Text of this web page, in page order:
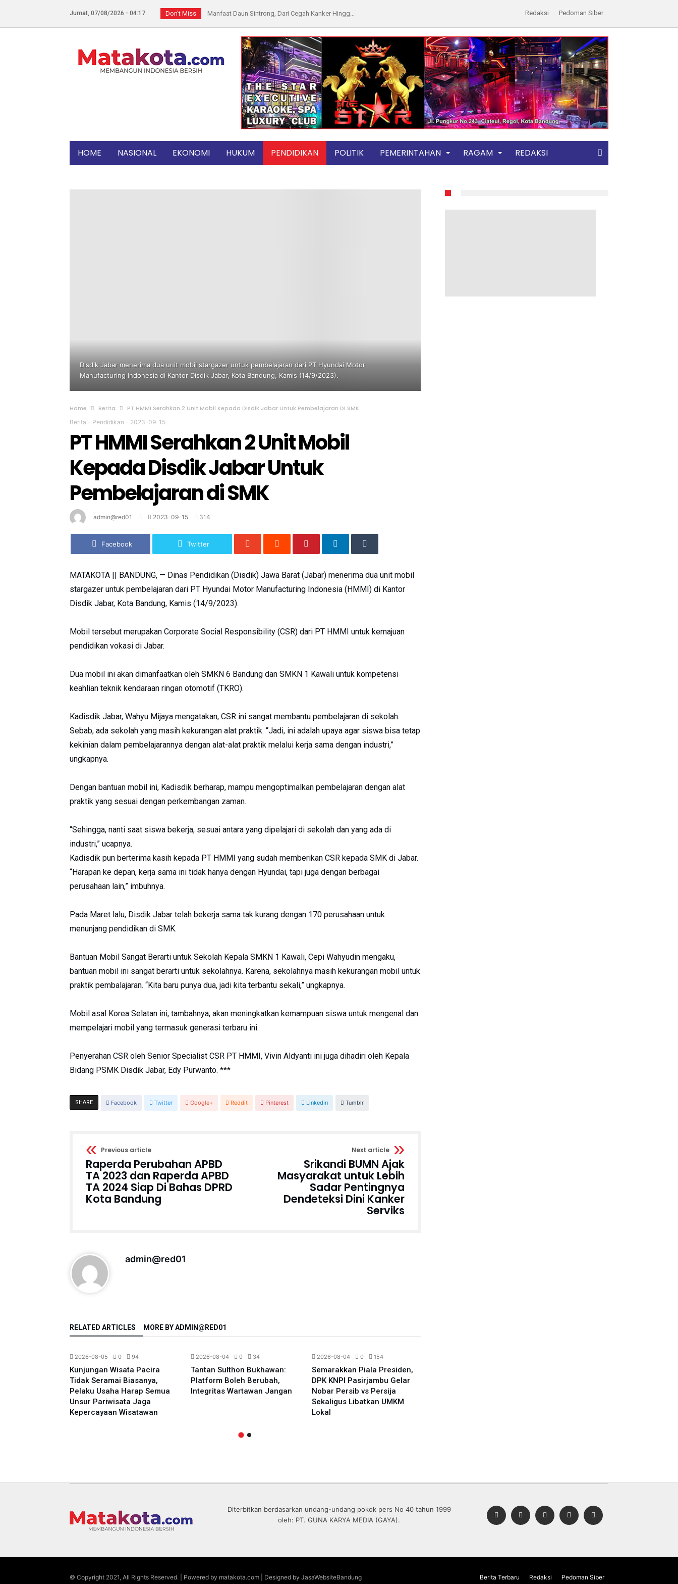
Jumat, 07/08/2026 - 04:17 Don't Miss Manfaat Daun Sintrong, Dari Cegah Kanker Hingg...
HUT Ke-16 Ormas BBC, Mugi Sujana Sampaikan Sej...
7 Kelebihan dan Kekurangan Samsung A50 yang Pe...
Bandung Surga Togel, Kupon Putih Berserakan di...
Dianggap Sebagai Penistaan Agama, Forum Kyai A...
SEREM! Gegara Nyanyi di Kamar Mandi, Netizen i...
Bukan Lapas Tangerang, Ini 5 Penjara Terpadat ...
Kapolda Pimpin Sertijab Kapolres dan Koorsprip...
Heryanto Tanaka Tegaskan Hubungan Dengan Dadan...
Redaksi Pedoman Siber
HOME NASIONAL EKONOMI HUKUM PENDIDIKAN POLITIK PEMERINTAHAN RAGAM REDAKSI
Disdik Jabar menerima dua unit mobil stargazer untuk pembelajaran dari PT Hyundai Motor
Manufacturing Indonesia di Kantor Disdik Jabar, Kota Bandung, Kamis (14/9/2023).
Home Berita PT HMMI Serahkan 2 Unit Mobil Kepada Disdik Jabar Untuk Pembelajaran Di SMK
Berita - Pendidikan - 2023-09-15
PT HMMI Serahkan 2 Unit Mobil
Kepada Disdik Jabar Untuk
Pembelajaran di SMK
admin@red01 2023-09-15 314
Facebook Twitter
MATAKOTA || BANDUNG, — Dinas Pendidikan (Disdik) Jawa Barat (Jabar) menerima dua unit mobil
stargazer untuk pembelajaran dari PT Hyundai Motor Manufacturing Indonesia (HMMI) di Kantor
Disdik Jabar, Kota Bandung, Kamis (14/9/2023).
Mobil tersebut merupakan Corporate Social Responsibility (CSR) dari PT HMMI untuk kemajuan
pendidikan vokasi di Jabar.
Dua mobil ini akan dimanfaatkan oleh SMKN 6 Bandung dan SMKN 1 Kawali untuk kompetensi
keahlian teknik kendaraan ringan otomotif (TKRO).
Kadisdik Jabar, Wahyu Mijaya mengatakan, CSR ini sangat membantu pembelajaran di sekolah.
Sebab, ada sekolah yang masih kekurangan alat praktik. “Jadi, ini adalah upaya agar siswa bisa tetap
kekinian dalam pembelajarannya dengan alat-alat praktik melalui kerja sama dengan industri,”
ungkapnya.
Dengan bantuan mobil ini, Kadisdik berharap, mampu mengoptimalkan pembelajaran dengan alat
praktik yang sesuai dengan perkembangan zaman.
“Sehingga, nanti saat siswa bekerja, sesuai antara yang dipelajari di sekolah dan yang ada di
industri,” ucapnya.
Kadisdik pun berterima kasih kepada PT HMMI yang sudah memberikan CSR kepada SMK di Jabar.
“Harapan ke depan, kerja sama ini tidak hanya dengan Hyundai, tapi juga dengan berbagai
perusahaan lain,” imbuhnya.
Pada Maret lalu, Disdik Jabar telah bekerja sama tak kurang dengan 170 perusahaan untuk
menunjang pendidikan di SMK.
Bantuan Mobil Sangat Berarti untuk Sekolah Kepala SMKN 1 Kawali, Cepi Wahyudin mengaku,
bantuan mobil ini sangat berarti untuk sekolahnya. Karena, sekolahnya masih kekurangan mobil untuk
praktik pembalajaran. “Kita baru punya dua, jadi kita terbantu sekali,” ungkapnya.
Mobil asal Korea Selatan ini, tambahnya, akan meningkatkan kemampuan siswa untuk mengenal dan
mempelajari mobil yang termasuk generasi terbaru ini.
Penyerahan CSR oleh Senior Specialist CSR PT HMMI, Vivin Aldyanti ini juga dihadiri oleh Kepala
Bidang PSMK Disdik Jabar, Edy Purwanto. ***
SHARE Facebook Twitter Google+ Reddit Pinterest Linkedin Tumblr
Previous article
Raperda Perubahan APBD
TA 2023 dan Raperda APBD
TA 2024 Siap Di Bahas DPRD
Kota Bandung
Next article
Srikandi BUMN Ajak
Masyarakat untuk Lebih
Sadar Pentingnya
Dendeteksi Dini Kanker
Serviks
admin@red01
RELATED ARTICLES MORE BY ADMIN@RED01
2026-08-05 0 94
Kunjungan Wisata Pacira
Tidak Seramai Biasanya,
Pelaku Usaha Harap Semua
Unsur Pariwisata Jaga
Kepercayaan Wisatawan
2026-08-04 0 34
Tantan Sulthon Bukhawan:
Platform Boleh Berubah,
Integritas Wartawan Jangan
2026-08-04 0 154
Semarakkan Piala Presiden,
DPK KNPI Pasirjambu Gelar
Nobar Persib vs Persija
Sekaligus Libatkan UMKM
Lokal
Diterbitkan berdasarkan undang-undang pokok pers No 40 tahun 1999
oleh: PT. GUNA KARYA MEDIA (GAYA).
© Copyright 2021, All Rights Reserved. | Powered by matakota.com | Designed by JasaWebsiteBandung Berita Terbaru Redaksi Pedoman Siber